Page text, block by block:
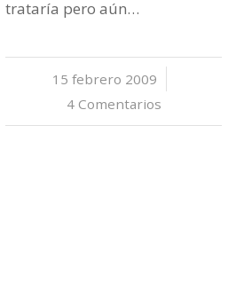
trataría pero aún…
15 febrero 2009
/
4 Comentarios